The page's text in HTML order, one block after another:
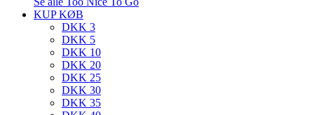
KUP KØB
DKK 3
DKK 5
DKK 10
DKK 20
DKK 25
DKK 30
DKK 35